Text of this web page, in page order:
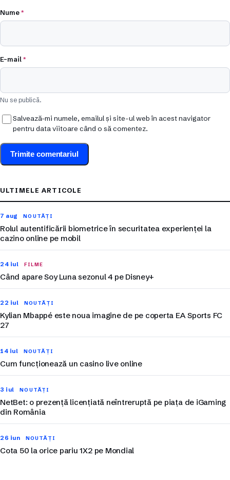
Nume*
E-mail*
Nu se publică.
Salvează-mi numele, emailul și site-ul web în acest navigator
pentru data viitoare când o să comentez.
ULTIMELE ARTICOLE
7 aug NOUTĂȚI
Rolul autentificării biometrice în securitatea experienței la
cazino online pe mobil
24 iul FILME
Când apare Soy Luna sezonul 4 pe Disney+
22 iul NOUTĂȚI
Kylian Mbappé este noua imagine de pe coperta EA Sports FC
27
14 iul NOUTĂȚI
Cum funcționează un casino live online
3 iul NOUTĂȚI
NetBet: o prezență licențiată neîntreruptă pe piața de iGaming
din România
26 iun NOUTĂȚI
Cota 50 la orice pariu 1X2 pe Mondial